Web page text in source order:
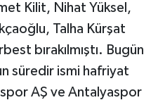
Kilit, Nihat Yüksel,
Talha Kürşat
bırakılmıştı. Bugün
süredir ismi hafriyat
AŞ ve Antalyaspor